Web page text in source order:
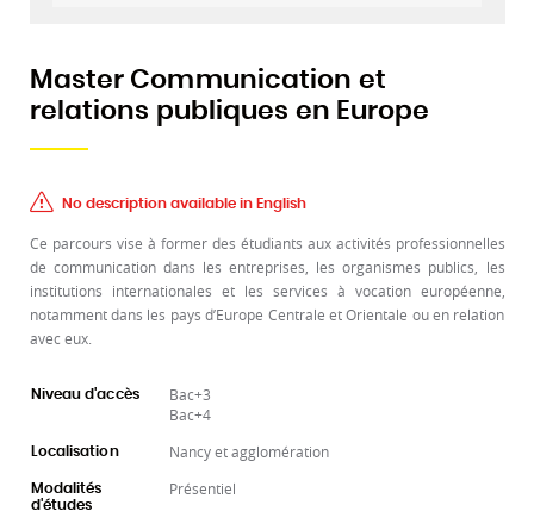
Master Communication et
relations publiques en Europe
No description available in English
Ce parcours vise à former des étudiants aux activités professionnelles
de communication dans les entreprises, les organismes publics, les
institutions internationales et les services à vocation européenne,
notamment dans les pays d’Europe Centrale et Orientale ou en relation
avec eux.
Niveau d'accès
Bac+3
Bac+4
Localisation Nancy et agglomération
Modalités
d'études
Présentiel